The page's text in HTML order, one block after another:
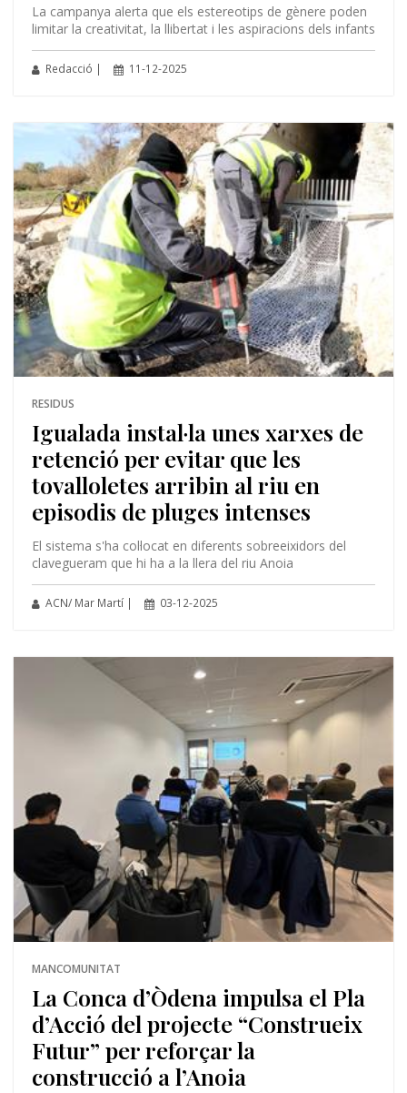
La campanya alerta que els estereotips de gènere poden
limitar la creativitat, la llibertat i les aspiracions dels infants
Redacció | 11-12-2025
RESIDUS
Igualada instal·la unes xarxes de
retenció per evitar que les
tovalloletes arribin al riu en
episodis de pluges intenses
El sistema s'ha col·locat en diferents sobreeixidors del
clavegueram que hi ha a la llera del riu Anoia
ACN/ Mar Martí | 03-12-2025
MANCOMUNITAT
La Conca d’Òdena impulsa el Pla
d’Acció del projecte “Construeix
Futur” per reforçar la
construcció a l’Anoia